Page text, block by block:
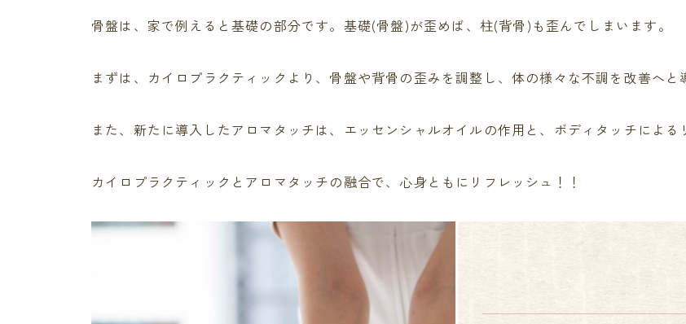
骨盤は、家で例えると基礎の部分です。基礎(骨盤)が歪めば、柱(背骨)も歪んでしまいます。
まずは、カイロプラクティックより、骨盤や背骨の歪みを調整し、体の様々な不調を改善へと
また、新たに導入したアロマタッチは、エッセンシャルオイルの作用と、ボディタッチによる
カイロプラクティックとアロマタッチの融合で、心身ともにリフレッシュ！！